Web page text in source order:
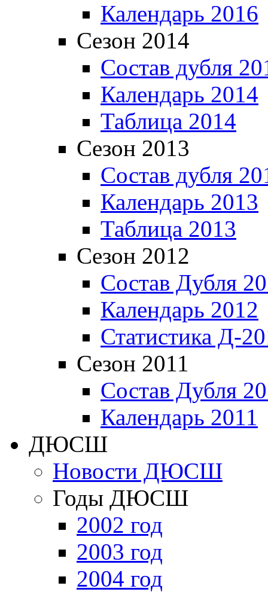
Календарь 2016
Сезон 2014
Состав дубля
Календарь 2014
Таблица 2014
Сезон 2013
Состав дубля
Календарь 2013
Таблица 2013
Сезон 2012
Состав Дубля
Календарь 2012
Статистика Д-
Сезон 2011
Состав Дубля
Календарь 2011
ДЮСШ
Новости ДЮСШ
Годы ДЮСШ
2002 год
2003 год
2004 год